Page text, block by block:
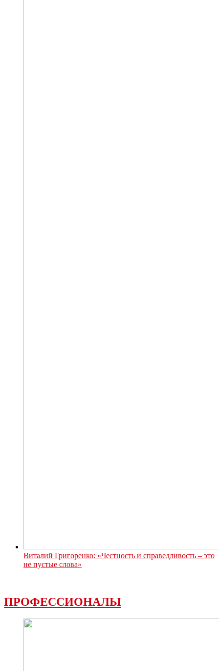
Виталий Григоренко: «Честность и справедливость – это
не пустые слова»
ПРОФЕССИОНАЛЫ